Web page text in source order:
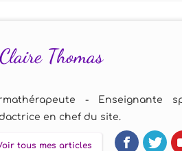
Claire Thomas
- Enseignante
en chef du site.
tous mes articles